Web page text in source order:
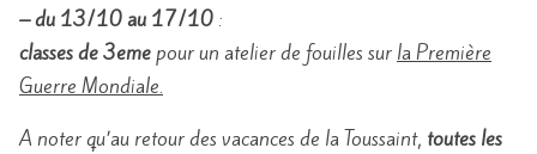
– du 13/10 au 17/10 :
classes de 3emepour un atelier de fouilles sur la Première
Guerre Mondiale.
A noter qu’au retour des vacances de la Toussaint, toutes les